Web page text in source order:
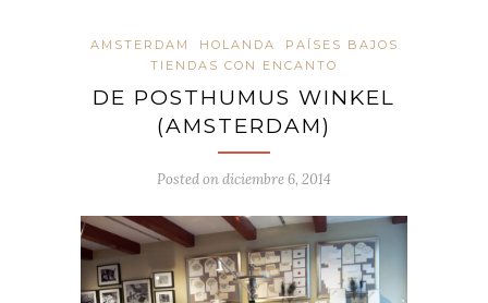
AMSTERDAM HOLANDA
PAÍSES BAJOS
TIENDAS CON ENCANTO
DE POSTHUMUS WINKEL
(AMSTERDAM)
Posted ondiciembre 6, 2014